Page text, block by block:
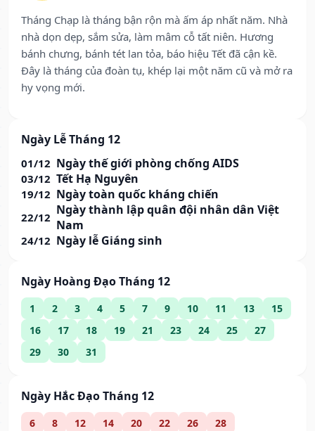
Tháng Chạp là tháng bận rộn mà ấm áp nhất năm. Nhà
nhà dọn dẹp, sắm sửa, làm mâm cỗ tất niên. Hương
bánh chưng, bánh tét lan tỏa, báo hiệu Tết đã cận kề.
Đây là tháng của đoàn tụ, khép lại một năm cũ và mở ra
hy vọng mới.
Ngày Lễ Tháng 12
01/12 Ngày thế giới phòng chống AIDS
03/12 Tết Hạ Nguyên
19/12 Ngày toàn quốc kháng chiến
22/12 Ngày thành lập quân đội nhân dân Việt
Nam
24/12 Ngày lễ Giáng sinh
Ngày Hoàng Đạo Tháng 12
1 2 3 4 5 7 9 10 11 13
15
16
17 18 19 21 23 24 25
27
29
30 31
Ngày Hắc Đạo Tháng 12
6 8 12 14 20 22 26 28